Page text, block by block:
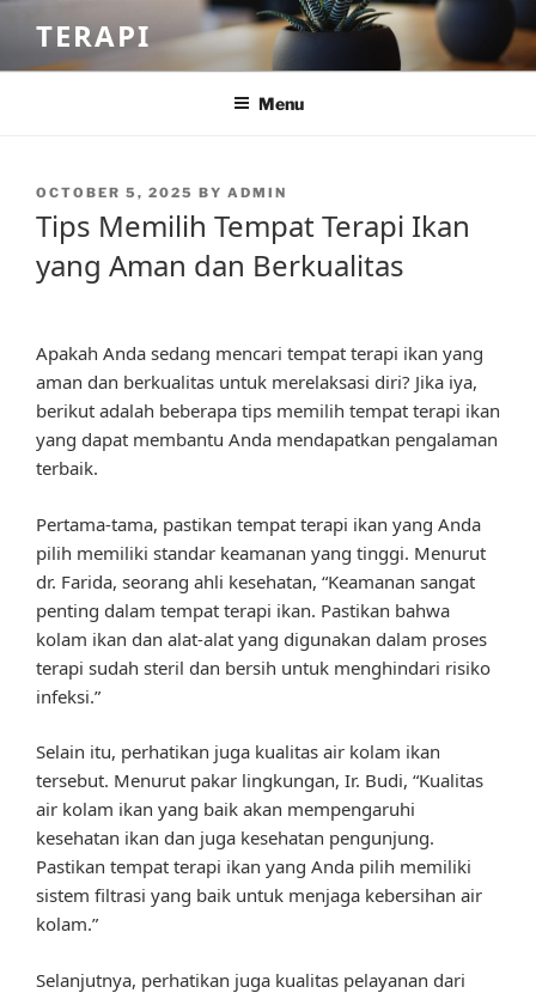
content
TERAPI
Menu
POSTED
ON
OCTOBER 5, 2025 BY ADMIN
Tips Memilih Tempat Terapi Ikan
yang Aman dan Berkualitas
Apakah Anda sedang mencari tempat terapi ikan yang
aman dan berkualitas untuk merelaksasi diri? Jika iya,
berikut adalah beberapa tips memilih tempat terapi ikan
yang dapat membantu Anda mendapatkan pengalaman
terbaik.
Pertama-tama, pastikan tempat terapi ikan yang Anda
pilih memiliki standar keamanan yang tinggi. Menurut
dr. Farida, seorang ahli kesehatan, “Keamanan sangat
penting dalam tempat terapi ikan. Pastikan bahwa
kolam ikan dan alat-alat yang digunakan dalam proses
terapi sudah steril dan bersih untuk menghindari risiko
infeksi.”
Selain itu, perhatikan juga kualitas air kolam ikan
tersebut. Menurut pakar lingkungan, Ir. Budi, “Kualitas
air kolam ikan yang baik akan mempengaruhi
kesehatan ikan dan juga kesehatan pengunjung.
Pastikan tempat terapi ikan yang Anda pilih memiliki
sistem filtrasi yang baik untuk menjaga kebersihan air
kolam.”
Selanjutnya, perhatikan juga kualitas pelayanan dari